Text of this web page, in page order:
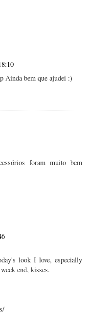
Ainda bem que ajudei :)
foram muito bem
look I love, especially
end, kisses.